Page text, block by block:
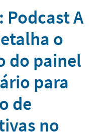
A
o
do painel
para
de
no